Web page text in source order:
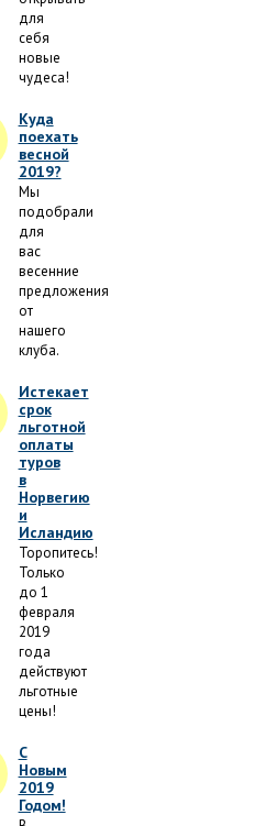
для
себя
новые
чудеса!
Куда
поехать
весной
2019?
Мы
подобрали
для
вас
весенние
предложения
от
нашего
клуба.
Истекает
срок
льготной
оплаты
туров
в
Норвегию
и
Исландию
Торопитесь!
Только
до 1
февраля
2019
года
действуют
льготные
цены!
С
Новым
2019
Годом!